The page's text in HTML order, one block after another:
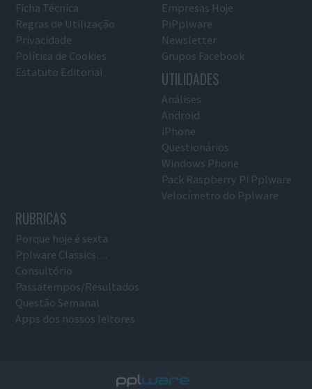
Ficha Técnica
Regras de Utilização
Privacidade
Política de Cookies
Estatuto Editorial
Empresas Hoje
PiPplware
Newsletter
Grupos Facebook
UTILIDADES
Análises
Android
iPhone
Questionários
Windows Phone
Pack Raspberry Pi Pplware
Velocímetro do Pplware
RUBRICAS
Porque hoje é sexta
Pplware Classics…
Consultório
Passatempos/Resultados
Questão Semanal
Apps dos nossos leitores